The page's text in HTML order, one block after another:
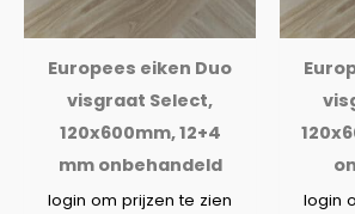
Europees eiken Duo
visgraat Select,
120x600mm, 12+4
mm onbehandeld
login om prijzen te zien login